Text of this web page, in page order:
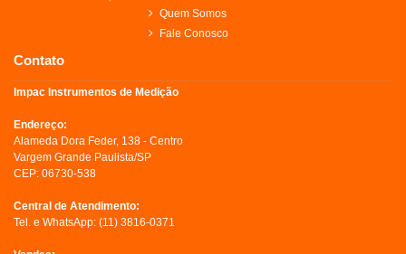
Quem Somos
Fale Conosco
Contato
Impac Instrumentos de Medição
Endereço:
Alameda Dora Feder, 138 - Centro
Vargem Grande Paulista/SP
CEP: 06730-538
Central de Atendimento:
Tel. e WhatsApp: (11) 3816-0371